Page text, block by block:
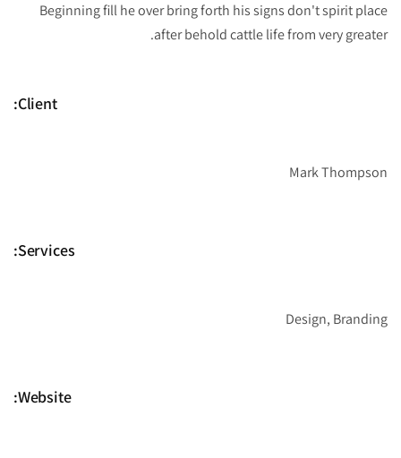
Beginning fill he over bring forth his signs don't spirit place
after behold cattle life from very greater.
Client:
Mark Thompson
Services:
Design, Branding
Website: